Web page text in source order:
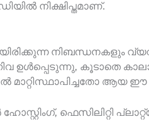
നിക്ഷിപ്തമാണ്.
ഉൾപ്പെടുന്നു, കൂടാതെ
ആയ ഈ
ഫെസിലിറ്റി